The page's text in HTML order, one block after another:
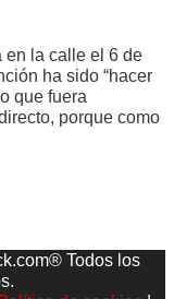
en la calle el 6 de
ha sido “hacer
que fuera
porque como
Todos los